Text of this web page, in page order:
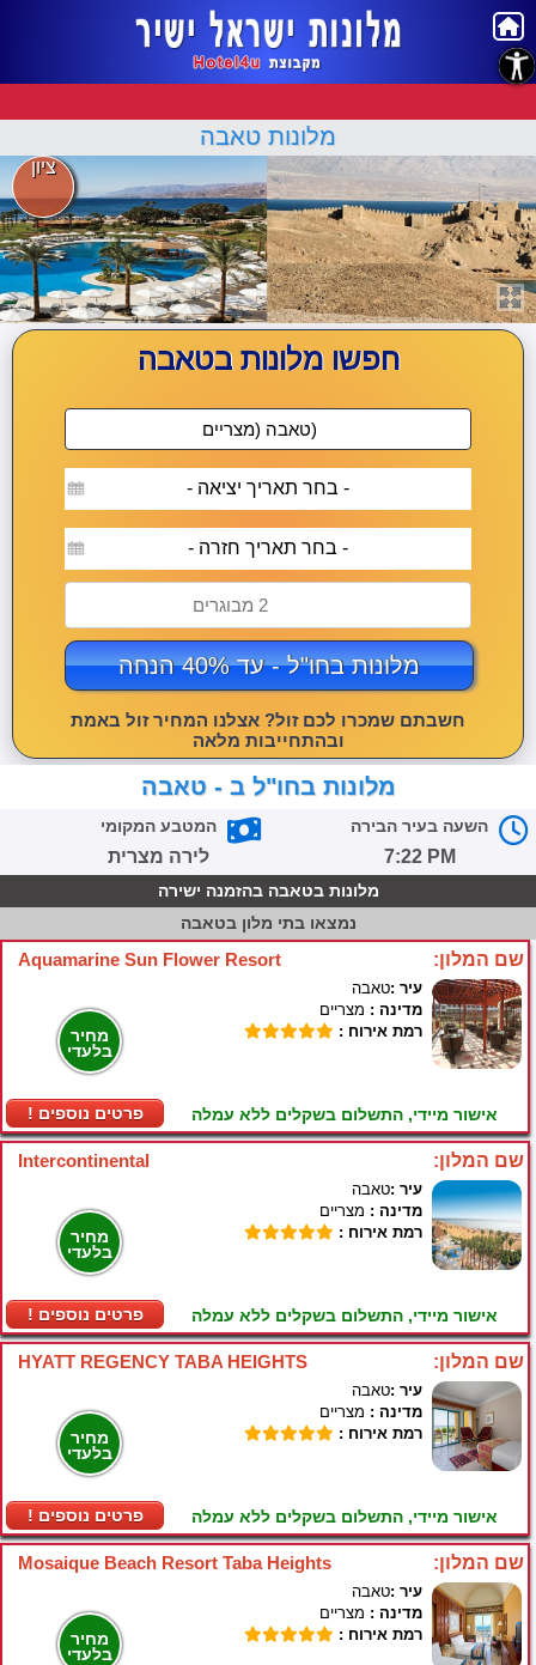
מלונות טאבה
ציון
חפשו מלונות בטאבה
- בחר תאריך יציאה -
- בחר תאריך חזרה -
2 מבוגרים
מלונות בחו"ל - עד 40% הנחה
חשבתם שמכרו לכם זול? אצלנו המחיר זול באמת
ובהתחייבות מלאה
מלונות בחו"ל ב - טאבה
המטבע המקומי
לירה מצרית
השעה בעיר הבירה
7:22 PM
מלונות בטאבה בהזמנה ישירה
נמצאובתי מלון בטאבה
Aquamarine Sun Flower Resort שם המלון:
מחיר
בלעדי
! פרטים נוספים
עיר :טאבה
מדינה : מצריים
רמת אירוח :
אישור מיידי, התשלום בשקלים ללא עמלה
Intercontinental שם המלון:
מחיר
בלעדי
! פרטים נוספים
עיר :טאבה
מדינה : מצריים
רמת אירוח :
אישור מיידי, התשלום בשקלים ללא עמלה
HYATT REGENCY TABA HEIGHTS שם המלון:
מחיר
בלעדי
! פרטים נוספים
עיר :טאבה
מדינה : מצריים
רמת אירוח :
אישור מיידי, התשלום בשקלים ללא עמלה
Mosaique Beach Resort Taba Heights שם המלון:
מחיר
בלעדי
עיר :טאבה
מדינה : מצריים
רמת אירוח :
נגישות